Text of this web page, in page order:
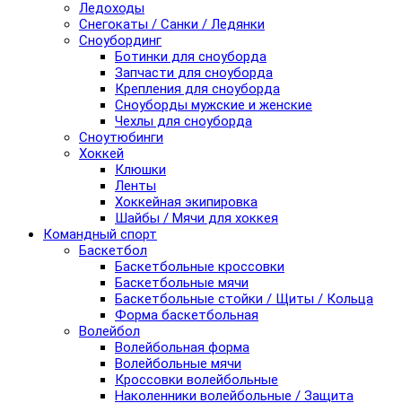
Ледоходы
Снегокаты / Санки / Ледянки
Сноубординг
Ботинки для сноуборда
Запчасти для сноуборда
Крепления для сноуборда
Сноуборды мужские и женские
Чехлы для сноуборда
Сноутюбинги
Хоккей
Клюшки
Ленты
Хоккейная экипировка
Шайбы / Мячи для хоккея
Командный спорт
Баскетбол
Баскетбольные кроссовки
Баскетбольные мячи
Баскетбольные стойки / Щиты / Кольца
Форма баскетбольная
Волейбол
Волейбольная форма
Волейбольные мячи
Кроссовки волейбольные
Наколенники волейбольные / Защита